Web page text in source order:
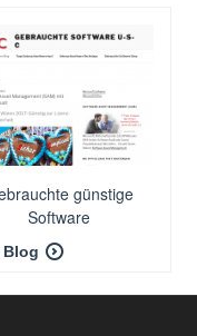
günstige
Software
Blog